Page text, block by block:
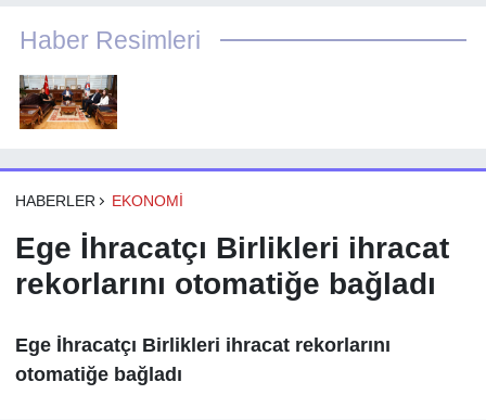
Haber Resimleri
HABERLER EKONOMI
Ege İhracatçı Birlikleri ihracat
rekorlarını otomatiğe bağladı
Ege İhracatçı Birlikleri ihracat rekorlarını
otomatiğe bağladı